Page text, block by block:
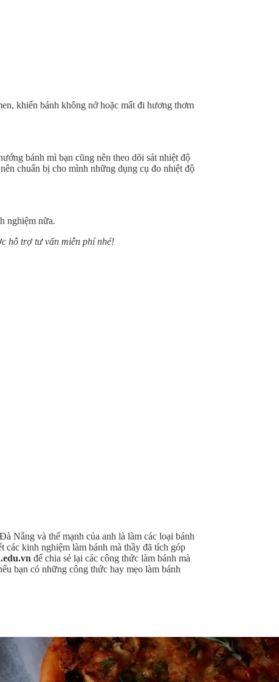
khiến bánh không nở hoặc mất đi hương thơm
bánh mì bạn cũng nên theo dõi sát nhiệt độ
chuẩn bị cho mình những dụng cụ đo nhiệt độ
nghiệm nữa.
hỗ trợ tư vấn miễn phí nhé!
Nẵng và thế mạnh của anh là làm các loại bánh
kinh nghiệm làm bánh mà thầy đã tích góp
để chia sẻ lại các công thức làm bánh mà
bạn có những công thức hay mẹo làm bánh